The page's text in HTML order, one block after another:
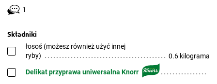
1
Składniki
łosoś (możesz również użyć innej
ryby)
0.6 kilograma
Delikat przyprawa uniwersalna Knorr